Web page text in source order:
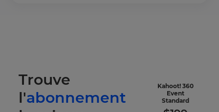
Trouve
l'abonnement
Kahoot! 360
Event
Standard-